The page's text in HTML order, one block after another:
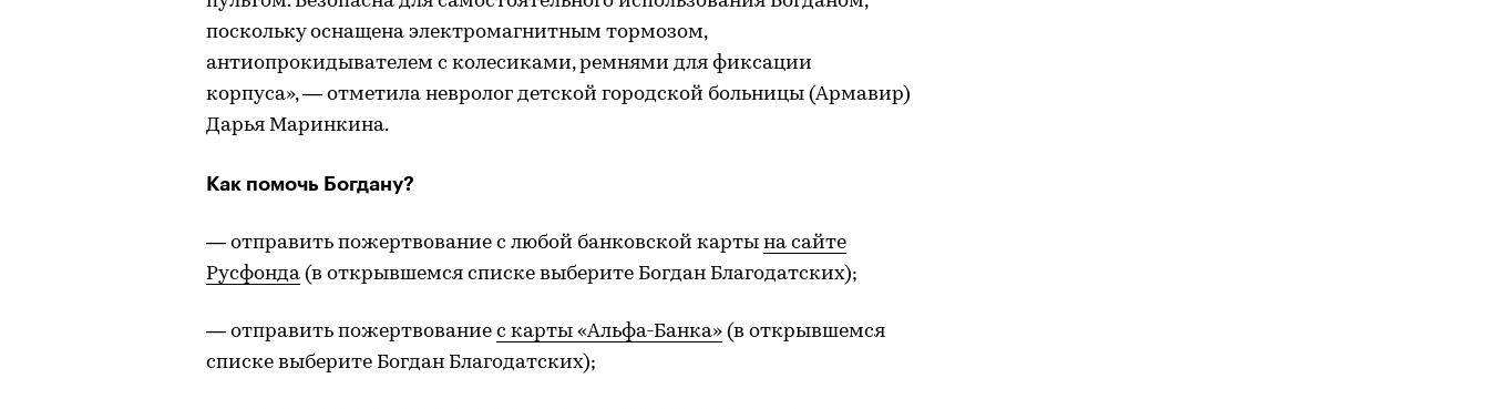
поскольку оснащена электромагнитным тормозом,
антиопрокидывателем с колесиками, ремнями для фиксации
корпуса», — отметила невролог детской городской больницы (Армавир)
Дарья Маринкина.
Как помочь Богдану?
— отправить пожертвование с любой банковской карты на сайте
Русфонда (в открывшемся списке выберите Богдан Благодатских);
— отправить пожертвование с карты «Альфа-Банка» (в открывшемся
списке выберите Богдан Благодатских);